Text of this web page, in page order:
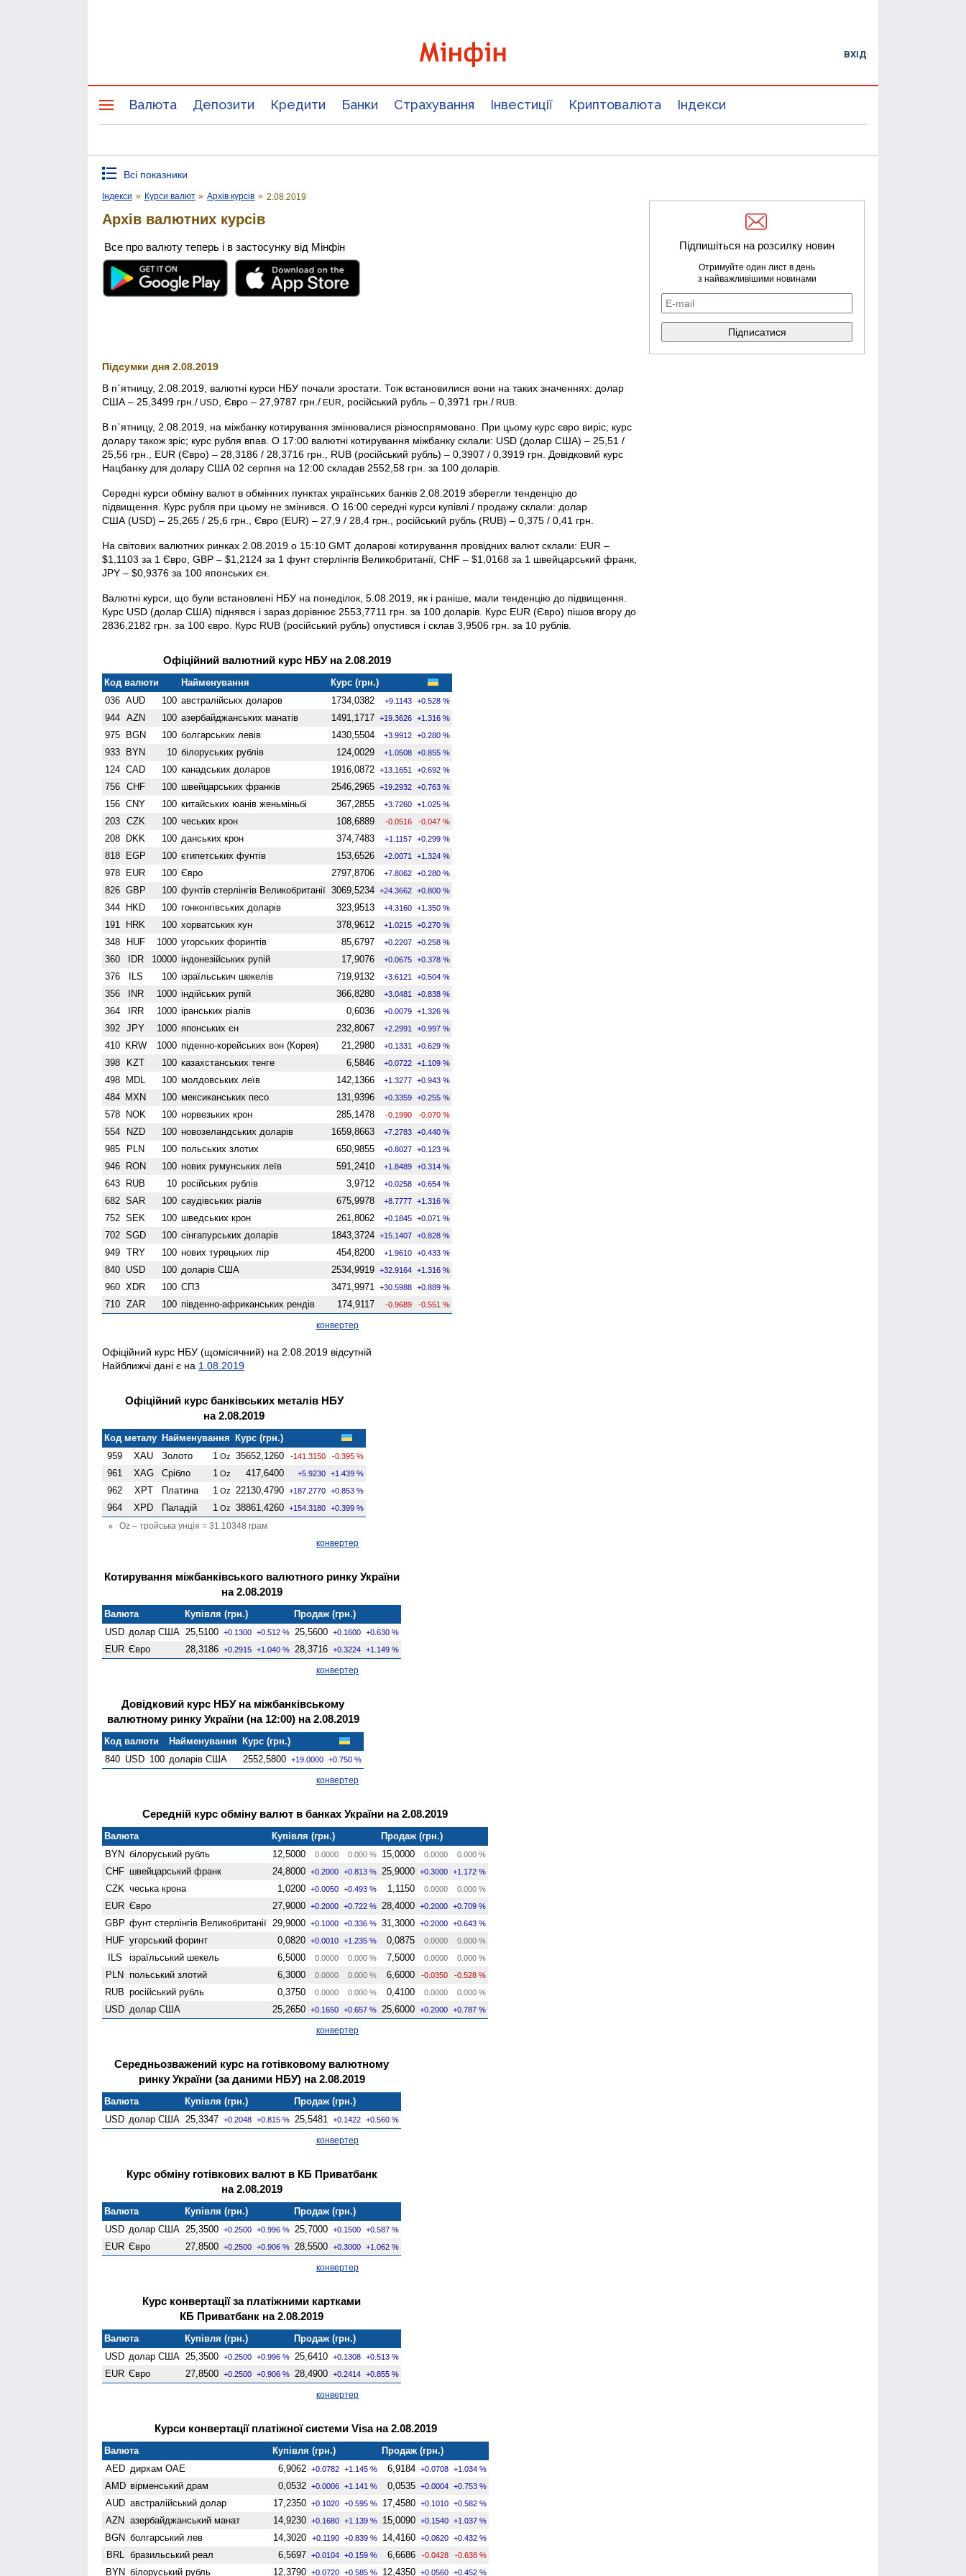
ВХІД
Валюта Депозити Кредити Банки Страхування Інвестиції Криптовалюта Індекси
Всі показники
Індекси » Курси валют » Архів курсів » 2.08.2019
Архів валютних курсів
Все про валюту теперь і в застосунку від Мінфін
Підсумки дня 2.08.2019
В п`ятницу, 2.08.2019, валютні курси НБУ почали зростати. Тож встановилися вони на таких значеннях: долар
США – 25,3499 грн./ USD , Євро – 27,9787 грн./ EUR , російський рубль – 0,3971 грн./ RUB
В п`ятницу, 2.08.2019, на міжбанку котирування змінювалися різноспрямовано. При цьому курс євро виріс; курс
долару також зріс; курс рубля впав. О 17:00 валютні котирування міжбанку склали: USD (долар США) – 25,51 /
25,56 грн., EUR (Євро) – 28,3186 / 28,3716 грн., RUB (російський рубль) – 0,3907 / 0,3919 грн. Довідковий курс
Нацбанку для долару США 02 серпня на 12:00 складав 2552,58 грн. за 100 доларів.
Середні курси обміну валют в обмінних пунктах українських банків 2.08.2019 зберегли тенденцію до
підвищення. Курс рубля при цьому не змінився. О 16:00 середні курси купівлі / продажу склали: долар
США (USD) – 25,265 / 25,6 грн., Євро (EUR) – 27,9 / 28,4 грн., російський рубль (RUB) – 0,375 / 0,41 грн.
На світових валютних ринках 2.08.2019 о 15:10 GMT доларові котирування провідних валют склали: EUR –
$1,1103 за 1 Євро, GBP – $1,2124 за 1 фунт стерлінгів Велико­британії, CHF – $1,0168 за 1 швейцарський франк,
JPY – $0,9376 за 100 японських єн.
Валютні курси, що були встановлені НБУ на понеділок, 5.08.2019, як і раніше, мали тенденцію до підвищення.
Курс USD (долар США) піднявся і зараз дорівнює 2553,7711 грн. за 100 доларів. Курс EUR (Євро) пішов вгору до
2836,2182 грн. за 100 євро. Курс RUB (російський рубль) опустився і склав 3,9506 грн. за 10 рублів.
Офіційний валютний курс НБУ на 2.08.2019
Код валюти Найменування
Курс (грн.)
036 AUD 100 австралійськх доларов 1734,0382 +9.1143 +0.528 %
944 AZN 100 азербайджанських манатів 1491,1717 +19.3626 +1.316 %
975 BGN 100 болгарських левів 1430,5504 +3.9912 +0.280 %
933 BYN 10 білоруських рублів 124,0029 +1.0508 +0.855 %
124 CAD 100 канадських доларов 1916,0872 +13.1651 +0.692 %
756 CHF 100 швейцарських франків 2546,2965 +19.2932 +0.763 %
156 CNY 100 китайських юанів женьмiньбi 367,2855 +3.7260 +1.025 %
203 CZK 100 чеських крон 108,6889 -0.0516 -0.047 %
208 DKK 100 данських крон 374,7483 +1.1157 +0.299 %
818 EGP 100 єгипетських фунтів 153,6526 +2.0071 +1.324 %
978 EUR 100 Євро 2797,8706 +7.8062 +0.280 %
826 GBP 100 фунтів стерлінгів Велико­британії 3069,5234 +24.3662 +0.800 %
344 HKD 100 гонконгівських доларів 323,9513 +4.3160 +1.350 %
191 HRK 100 хорватських кун 378,9612 +1.0215 +0.270 %
348 HUF 1000 угорських форинтів 85,6797 +0.2207 +0.258 %
360 IDR 10000 індонезійських рупій 17,9076 +0.0675 +0.378 %
376 ILS 100 ізраїльськич шекелів 719,9132 +3.6121 +0.504 %
356 INR 1000 індійських рупій 366,8280 +3.0481 +0.838 %
364 IRR 1000 іранських ріалів 0,6036 +0.0079 +1.326 %
392 JPY 1000 японських єн 232,8067 +2.2991 +0.997 %
410 KRW 1000 піденно-корейських вон (Корея) 21,2980 +0.1331 +0.629 %
398 KZT 100 казахстанських тенге 6,5846 +0.0722 +1.109 %
498 MDL 100 молдовських леїв 142,1366 +1.3277 +0.943 %
484 MXN 100 мексиканських песо 131,9396 +0.3359 +0.255 %
578 NOK 100 норвезьких крон 285,1478 -0.1990 -0.070 %
554 NZD 100 ново­зеландських доларів 1659,8663 +7.2783 +0.440 %
985 PLN 100 польських злотих 650,9855 +0.8027 +0.123 %
946 RON 100 нових румунських леїв 591,2410 +1.8489 +0.314 %
643 RUB 10 російських рублів 3,9712 +0.0258 +0.654 %
682 SAR 100 саудівських ріалів 675,9978 +8.7777 +1.316 %
752 SEK 100 шведських крон 261,8062 +0.1845 +0.071 %
702 SGD 100 сінгапурських доларів 1843,3724 +15.1407 +0.828 %
949 TRY 100 нових турецьких лір 454,8200 +1.9610 +0.433 %
840 USD 100 доларів США 2534,9919 +32.9164 +1.316 %
960 XDR 100 СПЗ 3471,9971 +30.5988 +0.889 %
710 ZAR 100 південно-африканських рендів 174,9117 -0.9689 -0.551 %
конвертер
Офіційний курс НБУ (щомісячний) на 2.08.2019 відсутній
Найближчі дані є на 1.08.2019
Офіційний курс банківських металів НБУ
на 2.08.2019
Код металу Найменування Курс (грн.)
959
XAU Золото 1 Oz 35652,1260 -141.3150 -0.395 %
961 XAG Срібло 1 Oz 417,6400 +5.9230 +1.439 %
962 XPT Платина 1 Oz 22130,4790 +187.2770 +0.853 %
964 XPD Паладій 1 Oz 38861,4260 +154.3180 +0.399 %
Oz – тройська унція = 31.10348 грам
конвертер
Котирування міжбанківського валютного ринку України
на 2.08.2019
Валюта Купівля (грн.)
Продаж (грн.)
USD долар США 25,5100 +0.1300 +0.512 % 25,5600 +0.1600 +0.630 %
EUR Євро 28,3186 +0.2915 +1.040 % 28,3716 +0.3224 +1.149 %
конвертер
Довідковий курс НБУ на міжбанківському
валютному ринку України (на 12:00) на 2.08.2019
Код валюти Найменування Курс (грн.)
840 USD 100 доларів США 2552,5800 +19.0000 +0.750 %
конвертер
Середній курс обміну валют в банках України на 2.08.2019
Валюта Купівля (грн.)
Продаж (грн.)
BYN білоруський рубль 12,5000 0.0000 0.000 % 15,0000 0.0000 0.000 %
CHF швейцарський франк 24,8000 +0.2000 +0.813 % 25,9000 +0.3000 +1.172 %
CZK чеська крона 1,0200 +0.0050 +0.493 % 1,1150 0.0000 0.000 %
EUR Євро 27,9000 +0.2000 +0.722 % 28,4000 +0.2000 +0.709 %
GBP фунт стерлінгів Велико­британії 29,9000 +0.1000 +0.336 % 31,3000 +0.2000 +0.643 %
HUF угорський форинт 0,0820 +0.0010 +1.235 % 0,0875 0.0000 0.000 %
ILS ізраїльський шекель 6,5000 0.0000 0.000 % 7,5000 0.0000 0.000 %
PLN польський злотий 6,3000 0.0000 0.000 % 6,6000 -0.0350 -0.528 %
RUB російський рубль 0,3750 0.0000 0.000 % 0,4100 0.0000 0.000 %
USD долар США 25,2650 +0.1650 +0.657 % 25,6000 +0.2000 +0.787 %
конвертер
Середньозважений курс на готівковому валютному
ринку України (за даними НБУ) на 2.08.2019
Валюта Купівля (грн.)
Продаж (грн.)
USD долар США 25,3347 +0.2048 +0.815 % 25,5481 +0.1422 +0.560 %
конвертер
Курс обміну готівкових валют в КБ Приватбанк
на 2.08.2019
Валюта Купівля (грн.)
Продаж (грн.)
USD долар США 25,3500 +0.2500 +0.996 % 25,7000 +0.1500 +0.587 %
EUR Євро 27,8500 +0.2500 +0.906 % 28,5500 +0.3000 +1.062 %
конвертер
Курс конвертації за платіжними картками
КБ Приватбанк на 2.08.2019
Валюта Купівля (грн.)
Продаж (грн.)
USD долар США 25,3500 +0.2500 +0.996 % 25,6410 +0.1308 +0.513 %
EUR Євро 27,8500 +0.2500 +0.906 % 28,4900 +0.2414 +0.855 %
конвертер
Курси конвертації платіжної системи Visa на 2.08.2019
Валюта Купівля (грн.)
Продаж (грн.)
AED дирхам ОАЕ 6,9062 +0.0782 +1.145 % 6,9184 +0.0708 +1.034 %
AMD вiрменський драм 0,0532 +0.0006 +1.141 % 0,0535 +0.0004 +0.753 %
AUD австралійський долар 17,2350 +0.1020 +0.595 % 17,4580 +0.1010 +0.582 %
AZN азербайджанський манат 14,9230 +0.1680 +1.139 % 15,0090 +0.1540 +1.037 %
BGN болгарський лев 14,3020 +0.1190 +0.839 % 14,4160 +0.0620 +0.432 %
BRL бразильський реал 6,5697 +0.0104 +0.159 % 6,6686 -0.0428 -0.638 %
BYN білоруський рубль 12,3790 +0.0720 +0.585 % 12,4350 +0.0560 +0.452 %
Підпишіться на розсилку новин
Отримуйте один лист в день
з найважливішими новинами